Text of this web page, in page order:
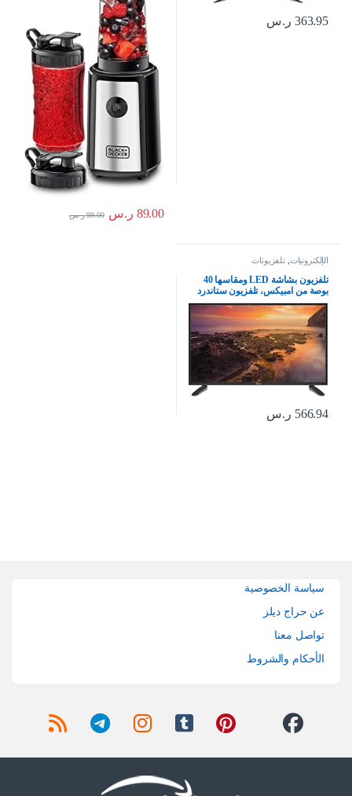
363.95 ر.س
89.00 ر.س 99.00 ر.س
الإلكترونيات ,تلفزيونات
تلفزيون بشاشة LED ومقاسها 40
بوصة من امبيكس، تلفزيون ستاندرد
HD – غلوريا 40، أسود
566.94 ر.س
سياسة الخصوصية
عن حراج ديلز
تواصل معنا
الأحكام والشروط